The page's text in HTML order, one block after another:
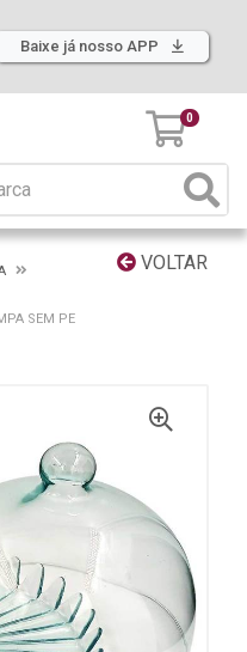
Baixe já nosso APP
0
VOLTAR
SEM PE